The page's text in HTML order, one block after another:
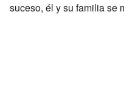
suceso, él y su familia se